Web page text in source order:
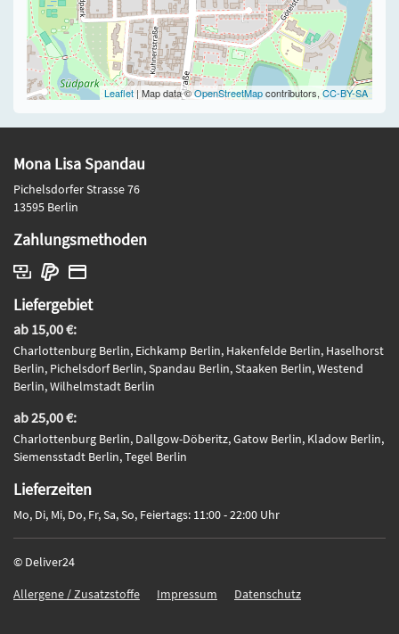
Leaflet | Map data ©OpenStreetMapcontributors,CC-BY-SA
Mona Lisa Spandau
Pichelsdorfer Strasse 76
13595 Berlin
Zahlungsmethoden
Liefergebiet
ab 15,00 €:
Charlottenburg Berlin, Eichkamp Berlin, Hakenfelde Berlin, Haselhorst
Berlin, Pichelsdorf Berlin, Spandau Berlin, Staaken Berlin, Westend
Berlin, Wilhelmstadt Berlin
ab 25,00 €:
Charlottenburg Berlin, Dallgow-Döberitz, Gatow Berlin, Kladow Berlin,
Siemensstadt Berlin, Tegel Berlin
Lieferzeiten
Mo, Di, Mi, Do, Fr, Sa, So, Feiertags: 11:00 - 22:00 Uhr
© Deliver24
Allergene / Zusatzstoffe
Impressum Datenschutz